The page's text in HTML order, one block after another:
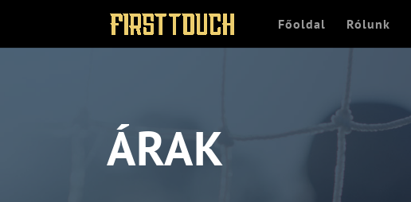
Főoldal Rólunk
ÁRAK